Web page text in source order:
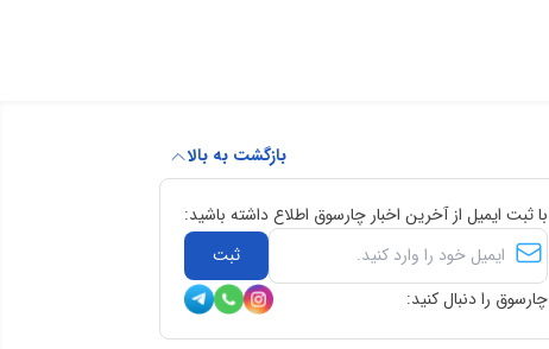
بازگشت به بالا
با ثبت ایمیل از آخرین اخبار چارسوق اطلاع داشته باشید:
ثبت
چارسوق را دنبال کنید: